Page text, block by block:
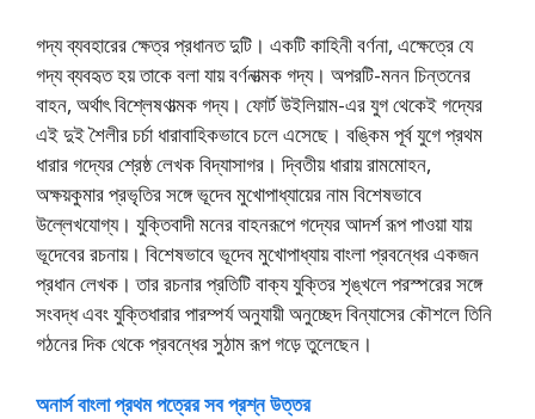
গদ্য ব্যবহারের ক্ষেত্র প্রধানত দুটি। একটি কাহিনী বর্ণনা, এক্ষেত্রে যে
গদ্য ব্যবহৃত হয় তাকে বলা যায় বর্ণনাত্মক গদ্য। অপরটি-মনন চিন্তনের
বাহন, অর্থাৎ বিশ্লেষণাত্মক গদ্য। ফোর্ট উইলিয়াম-এর যুগ থেকেই গদ্যের
এই দুই শৈলীর চর্চা ধারাবাহিকভাবে চলে এসেছে। বঙ্কিম পূর্ব যুগে প্রথম
ধারার গদ্যের শ্রেষ্ঠ লেখক বিদ্যাসাগর। দ্বিতীয় ধারায় রামমােহন,
অক্ষয়কুমার প্রভৃতির সঙ্গে ভূদেব মুখােপাধ্যায়ের নাম বিশেষভাবে
উল্লেখযোগ্য। যুক্তিবাদী মনের বাহনরূপে গদ্যের আদর্শ রূপ পাওয়া যায়
ভূদেবের রচনায়। বিশেষভাবে ভূদেব মুখােপাধ্যায় বাংলা প্রবন্ধের একজন
প্রধান লেখক। তার রচনার প্রতিটি বাক্য যুক্তির শৃঙ্খলে পরস্পরের সঙ্গে
সংবদ্ধ এবং যুক্তিধারার পারম্পর্য অনুযায়ী অনুচ্ছেদ বিন্যাসের কৌশলে তিনি
গঠনের দিক থেকে প্রবন্ধের সুঠাম রূপ গড়ে তুলেছেন।
অনার্স বাংলা প্রথম পত্রের সব প্রশ্ন উত্তর